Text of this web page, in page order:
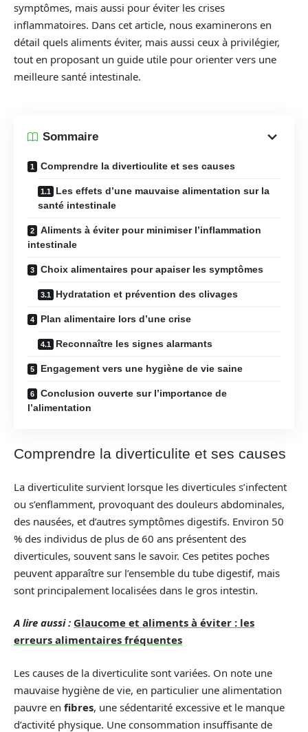
symptômes, mais aussi pour éviter les crises
inflammatoires. Dans cet article, nous examinerons en
détail quels aliments éviter, mais aussi ceux à privilégier,
tout en proposant un guide utile pour orienter vers une
meilleure santé intestinale.
Sommaire
Comprendre la diverticulite et ses causes
Les effets d’une mauvaise alimentation sur la
santé intestinale
Aliments à éviter pour minimiser l’inflammation
intestinale
Choix alimentaires pour apaiser les symptômes
Hydratation et prévention des clivages
Plan alimentaire lors d’une crise
Reconnaître les signes alarmants
Engagement vers une hygiène de vie saine
Conclusion ouverte sur l’importance de
l’alimentation
Comprendre la diverticulite et ses causes
La diverticulite survient lorsque les diverticules s’infectent
ou s’enflamment, provoquant des douleurs abdominales,
des nausées, et d’autres symptômes digestifs. Environ 50
% des individus de plus de 60 ans présentent des
diverticules, souvent sans le savoir. Ces petites poches
peuvent apparaître sur l’ensemble du tube digestif, mais
sont principalement localisées dans le gros intestin.
A lire aussi : Glaucome et aliments à éviter : les
erreurs alimentaires fréquentes
Les causes de la diverticulite sont variées. On note une
mauvaise hygiène de vie, en particulier une alimentation
pauvre en fibres, une sédentarité excessive et le manque
d’activité physique. Une consommation insuffisante de